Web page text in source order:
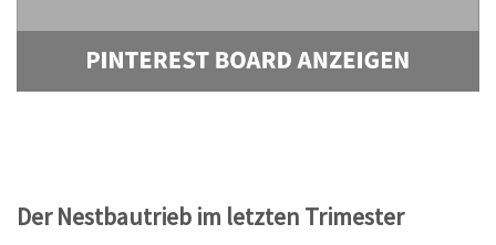
Der Nestbautrieb im letzten Trimester